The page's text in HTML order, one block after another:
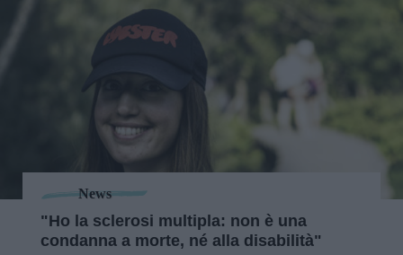
News
"Ho la sclerosi multipla: non è una
condanna a morte, né alla disabilità"